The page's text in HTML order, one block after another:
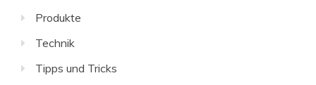
Produkte
Technik
Tipps und Tricks